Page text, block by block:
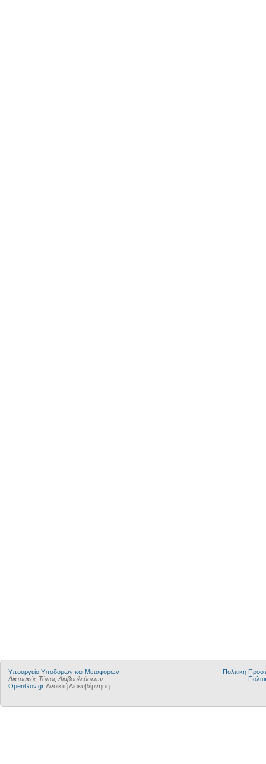
Υπουργείο Υποδομών και Μεταφορών
Δικτυακός Τόπος Διαβουλεύσεων
OpenGov.gr Ανοικτή Διακυβέρνηση
Πολιτική